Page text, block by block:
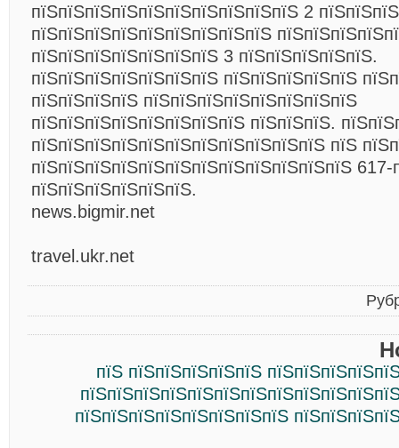
пїЅпїЅпїЅпїЅпїЅпїЅпїЅпїЅпїЅпїЅ 2
пїЅпїЅпїЅпїЅпїЅпїЅпїЅпїЅпїЅ
пїЅпїЅпїЅпїЅпїЅпїЅпїЅ 3 пїЅпїЅпїЅпїЅпїЅ.
пїЅпїЅпїЅпїЅпїЅпїЅпїЅ пїЅпїЅпїЅпїЅпїЅ
пїЅпїЅпїЅпїЅ пїЅпїЅпїЅпїЅпїЅпїЅпїЅпїЅ
пїЅпїЅпїЅпїЅпїЅпїЅпїЅпїЅ пїЅпїЅпїЅ.
пїЅпїЅпїЅпїЅпїЅпїЅпїЅпїЅпїЅпїЅпїЅ пїЅ
пїЅпїЅпїЅпїЅпїЅпїЅпїЅпїЅпїЅпїЅпїЅпїЅ 617-
пїЅпїЅпїЅпїЅпїЅпїЅ.
news.bigmir.net
travel.ukr.net
пїЅ пїЅпїЅпїЅпїЅпїЅ
пїЅпїЅпїЅпїЅпїЅпїЅпїЅпїЅ